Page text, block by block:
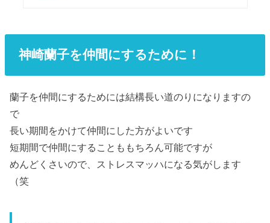
神崎蘭子を仲間にするために！
蘭子を仲間にするためには結構長い道のりになりますの
で
長い期間をかけて仲間にした方がよいです
短期間で仲間にすることももちろん可能ですが
めんどくさいので、ストレスマッハになる気がします
（笑